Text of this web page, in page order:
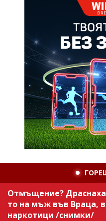
Отмъщение?
то на мъж във Враца, в
наркотици /снимки/